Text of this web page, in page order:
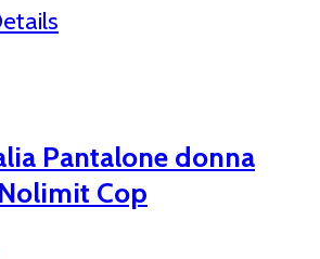
Pantalone donna
Cop